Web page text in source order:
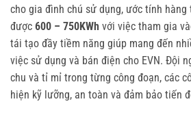
cho gia đình chú sử dụng, ước tính
được 600 – 750KWh với việc tham gia
tái tạo đầy tiềm năng giúp mang đến
việc sử dụng và bán điện cho EVN. Đội
chu và tỉ mỉ trong từng công đoạn, các
hiện kỹ lưỡng, an toàn và đảm bảo tiến